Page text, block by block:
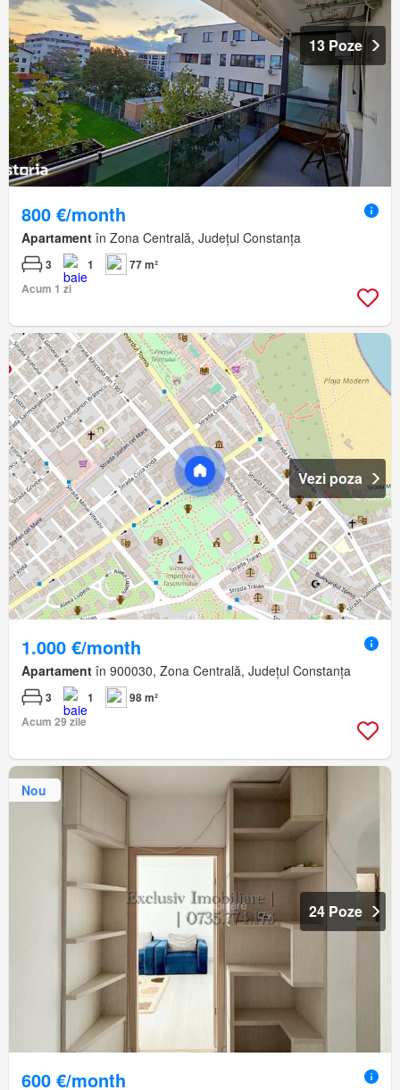
13 Poze
800 €/month
Apartament în Zona Centrală, Județul Constanța
3 1
77 m²
Acum 1 zi
Vezi poza
1.000 €/month
Apartament în 900030, Zona Centrală, Județul Constanța
3 1
98 m²
Acum 29 zile
Nou
24 Poze
600 €/month